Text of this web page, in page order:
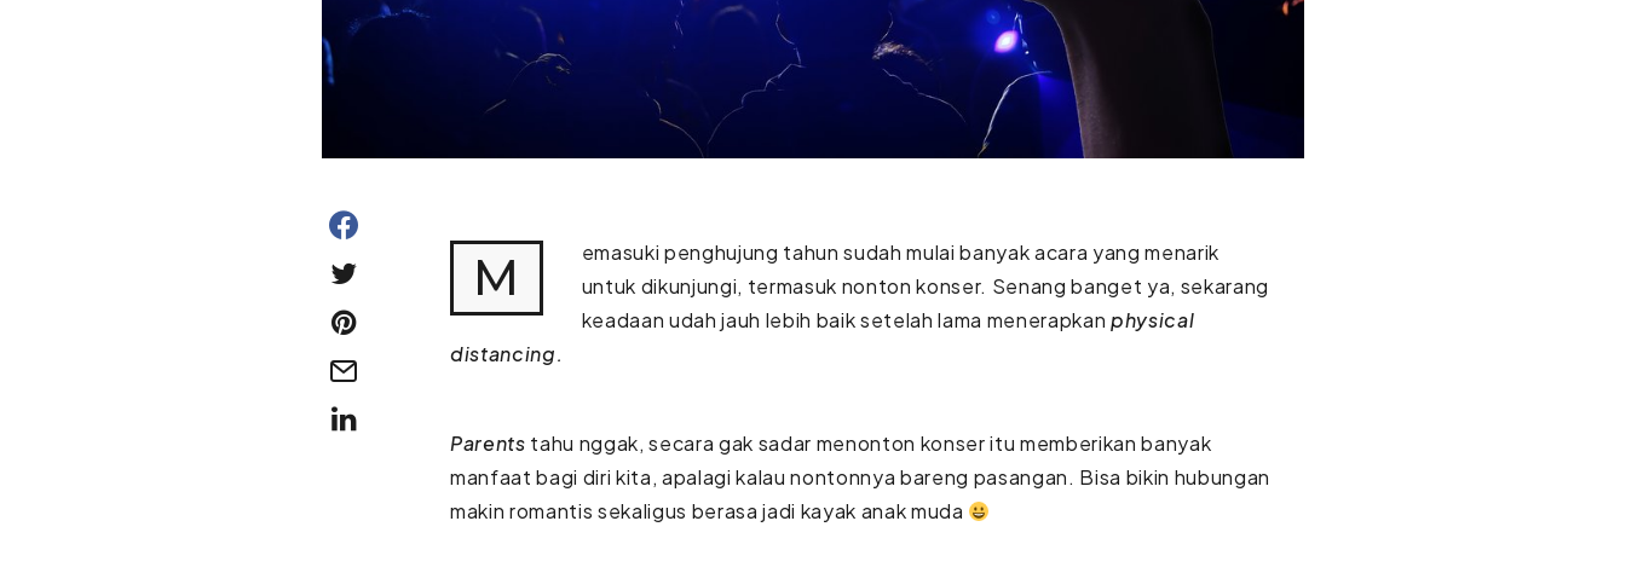
M
emasuki penghujung tahun sudah mulai banyak acara yang menarik
untuk dikunjungi, termasuk nonton konser. Senang banget ya, sekarang
keadaan udah jauh lebih baik setelah lama menerapkanphysical
distancing.
Parents tahu nggak, secara gak sadar menonton konser itu memberikan banyak
manfaat bagi diri kita, apalagi kalau nontonnya bareng pasangan. Bisa bikin hubungan
makin romantis sekaligus berasa jadi kayak anak muda